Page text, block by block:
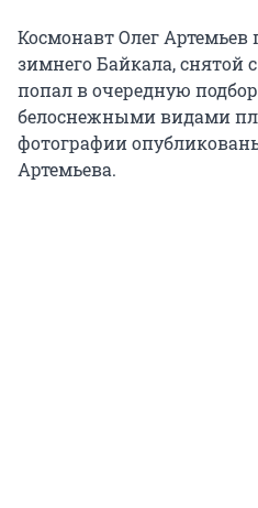
Космонавт Олег
зимнего Байкала,
попал в очередную
белоснежными видами
фотографии
Артемьева.